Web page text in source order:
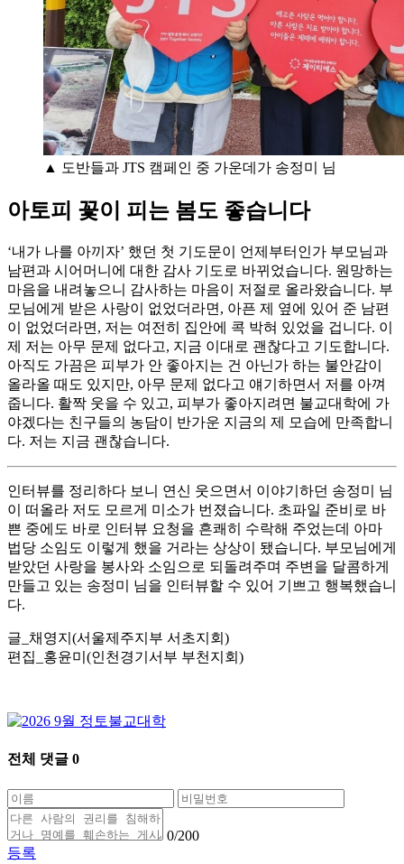
▲ 도반들과 JTS 캠페인 중 가운데가 송정미 님
아토피 꽃이 피는 봄도 좋습니다
‘내가 나를 아끼자’ 했던 첫 기도문이 언제부터인가 부모님과
남편과 시어머니에 대한 감사 기도로 바뀌었습니다. 원망하는
마음을 내려놓으니 감사하는 마음이 저절로 올라왔습니다. 부
모님에게 받은 사랑이 없었더라면, 아픈 제 옆에 있어 준 남편
이 없었더라면, 저는 여전히 집안에 콕 박혀 있었을 겁니다. 이
제 저는 아무 문제 없다고, 지금 이대로 괜찮다고 기도합니다.
아직도 가끔은 피부가 안 좋아지는 건 아닌가 하는 불안감이
올라올 때도 있지만, 아무 문제 없다고 얘기하면서 저를 아껴
줍니다. 활짝 웃을 수 있고, 피부가 좋아지려면 불교대학에 가
야겠다는 친구들의 농담이 반가운 지금의 제 모습에 만족합니
다. 저는 지금 괜찮습니다.
인터뷰를 정리하다 보니 연신 웃으면서 이야기하던 송정미 님
이 떠올라 저도 모르게 미소가 번졌습니다. 초파일 준비로 바
쁜 중에도 바로 인터뷰 요청을 흔쾌히 수락해 주었는데 아마
법당 소임도 이렇게 했을 거라는 상상이 됐습니다. 부모님에게
받았던 사랑을 봉사와 소임으로 되돌려주며 주변을 달콤하게
만들고 있는 송정미 님을 인터뷰할 수 있어 기쁘고 행복했습니
다.
글_채영지(서울제주지부 서초지회)
편집_홍윤미(인천경기서부 부천지회)
전체 댓글 0
0/200
등록